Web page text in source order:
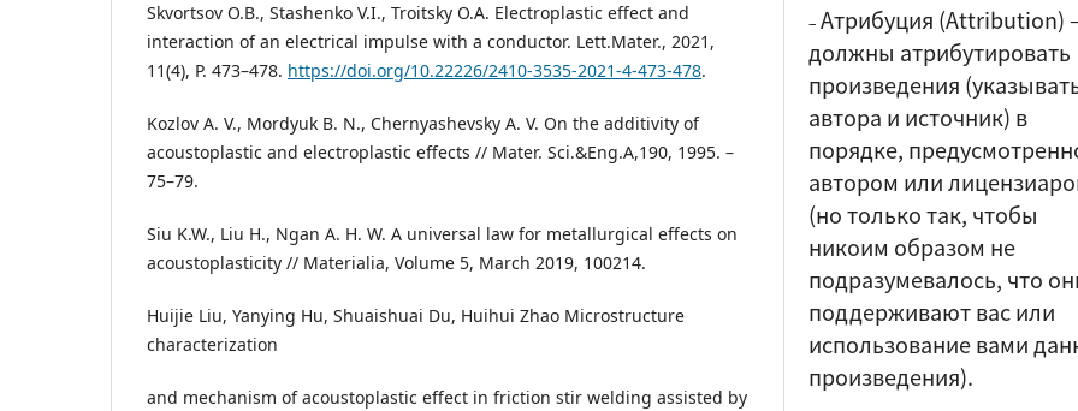
Skvortsov O.B., Stashenko V.I., Troitsky O.A. Electroplastic effect and
interaction of an electrical impulse with a conductor. Lett.Mater., 2021,
11(4), P. 473–478. https://doi.org/10.22226/2410-3535-2021-4-473-478.
Kozlov A. V., Mordyuk B. N., Chernyashevsky A. V. On the additivity of
acoustoplastic and electroplastic effects // Mater. Sci.&Eng.A,190, 1995. –
75–79.
Siu K.W., Liu H., Ngan A. H. W. A universal law for metallurgical effects on
acoustoplasticity // Materialia, Volume 5, March 2019, 100214.
Huijie Liu, Yanying Hu, Shuaishuai Du, Huihui Zhao Microstructure
characterization
and mechanism of acoustoplastic effect in friction stir welding assisted by
–Атрибуция (Attribution)
должны атрибутировать
произведения
автора и источник) в
порядке,
автором или
(но только так, чтобы
никоим образом не
подразумевалось, что
поддерживают вас или
использование вами
произведения).